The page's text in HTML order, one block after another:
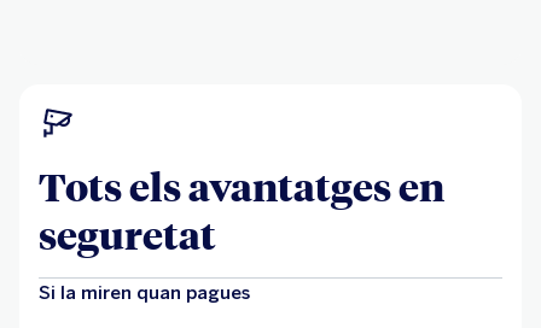
Tots els avantatges en
seguretat
Si la miren quan pagues